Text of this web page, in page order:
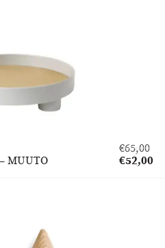
MUUTO
€65,00
Original
€52,00